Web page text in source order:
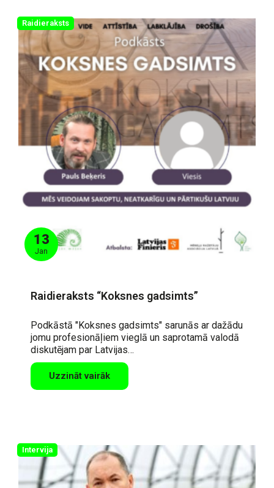
13
Jan
Raidieraksts
Raidieraksts “Koksnes gadsimts”
Podkāstā "Koksnes gadsimts" sarunās ar dažādu
jomu profesionāļiem vieglā un saprotamā valodā
diskutējam par Latvijas…
Uzzināt vairāk
Intervija